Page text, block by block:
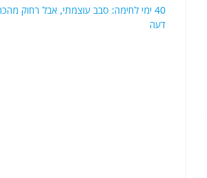
40 ימי לחימה: סבב עוצמתי, אבל רחוק
דעה